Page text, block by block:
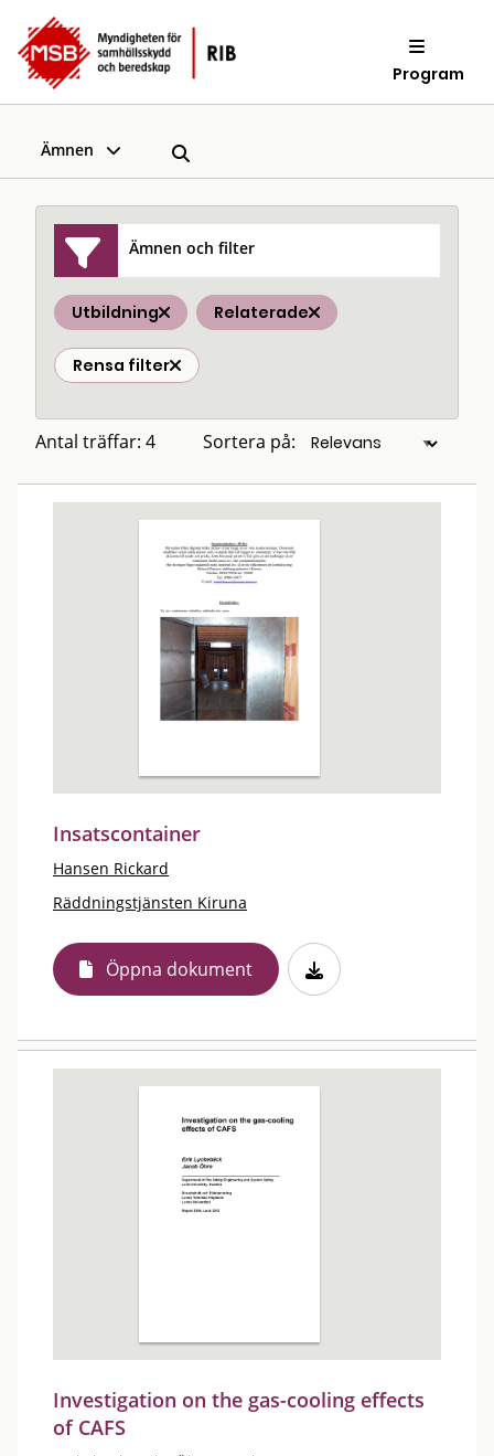
Program
Ämnen
Ämnen och filter
Utbildning Relaterade
Rensa filter
Antal träffar: 4 Sortera på:
Insatscontainer
Hansen Rickard
Räddningstjänsten Kiruna
Öppna dokument
Investigation on the gas-cooling effects
of CAFS